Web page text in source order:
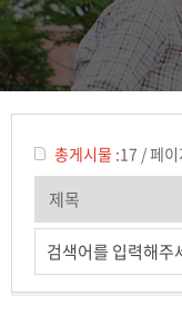
총게시물 :17 /페이
검색어를 입력해주